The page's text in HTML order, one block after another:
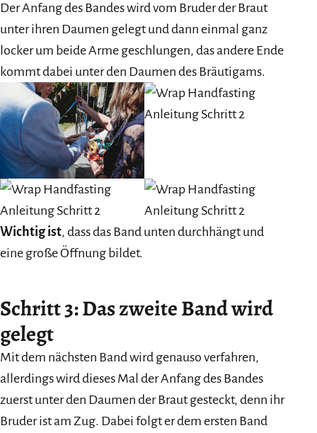
Der Anfang des Bandes wird vom Bruder der Braut
unter ihren Daumen gelegt und dann einmal ganz
locker um beide Arme geschlungen, das andere Ende
kommt dabei unter den Daumen des Bräutigams.
Wichtig ist, dass das Band unten durchhängt und
eine große Öffnung bildet.
Schritt 3: Das zweite Band wird
gelegt
Mit dem nächsten Band wird genauso verfahren,
allerdings wird dieses Mal der Anfang des Bandes
zuerst unter den Daumen der Braut gesteckt, denn ihr
Bruder ist am Zug. Dabei folgt er dem ersten Band